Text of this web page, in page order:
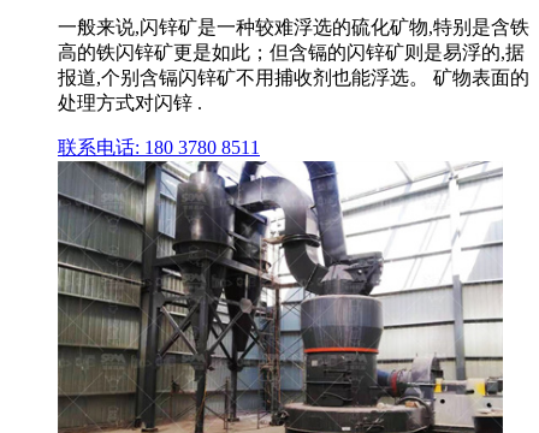
一般来说,闪锌矿是一种较难浮选的硫化矿物,特别是含铁
高的铁闪锌矿更是如此；但含镉的闪锌矿则是易浮的,据
报道,个别含镉闪锌矿不用捕收剂也能浮选。 矿物表面的
处理方式对闪锌 .
联系电话: 180 3780 8511